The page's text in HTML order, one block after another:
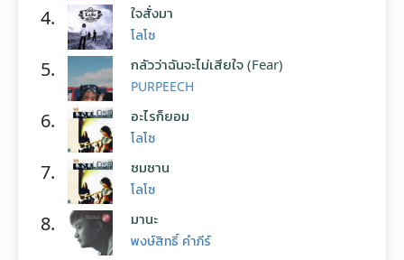
4. ใจสั่งมา
โลโซ
5. กลัวว่าฉันจะไม่เสียใจ (Fear)
PURPEECH
6. อะไรก็ยอม
โลโซ
7. ซมซาน
โลโซ
8. มานะ
พงษ์สิทธิ์ คำภีร์